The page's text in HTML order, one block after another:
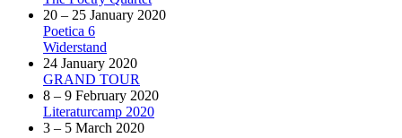
20 – 25 January 2020
Poetica 6
Widerstand
24 January 2020
GRAND TOUR
8 – 9 February 2020
Literaturcamp 2020
3 – 5 March 2020